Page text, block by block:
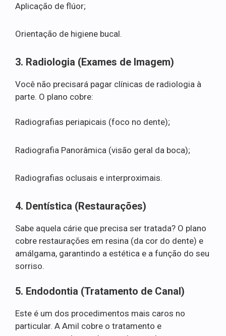
Aplicação de flúor;
Orientação de higiene bucal.
3. Radiologia (Exames de Imagem)
Você não precisará pagar clínicas de radiologia à
parte. O plano cobre:
Radiografias periapicais (foco no dente);
Radiografia Panorâmica (visão geral da boca);
Radiografias oclusais e interproximais.
4. Dentística (Restaurações)
Sabe aquela cárie que precisa ser tratada? O plano
cobre restaurações em resina (da cor do dente) e
amálgama, garantindo a estética e a função do seu
sorriso.
5. Endodontia (Tratamento de Canal)
Este é um dos procedimentos mais caros no
particular. A Amil cobre o tratamento e